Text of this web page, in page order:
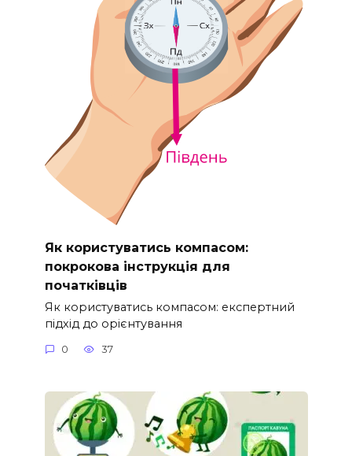
Як користуватись компасом:
покрокова інструкція для
початківців
Як користуватись компасом: експертний
підхід до орієнтування
0 37